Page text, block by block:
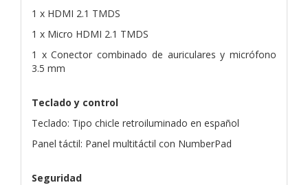
1 x HDMI 2.1 TMDS
1 x Micro HDMI 2.1 TMDS
1 x Conector combinado de auriculares y micrófono
3.5 mm
Teclado y control
Teclado: Tipo chicle retroiluminado en español
Panel táctil: Panel multitáctil con NumberPad
Seguridad